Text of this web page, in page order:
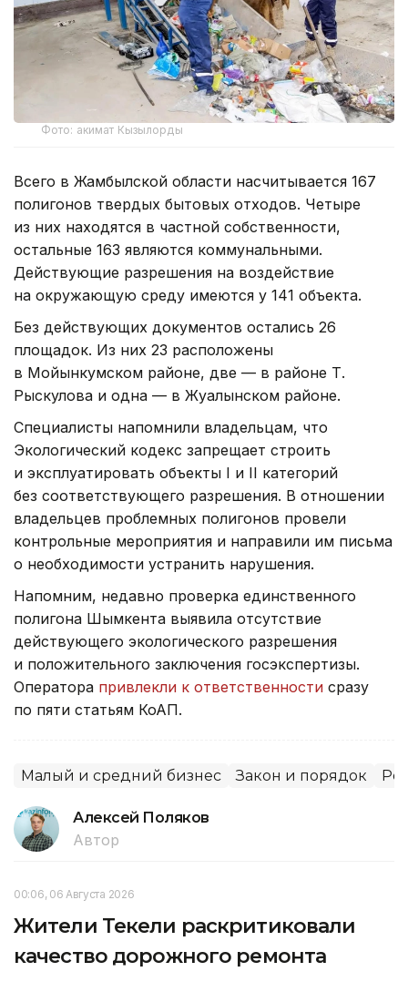
Фото: акимат Кызылорды
Всего в Жамбылской области насчитывается 167
полигонов твердых бытовых отходов. Четыре
из них находятся в частной собственности,
остальные 163 являются коммунальными.
Действующие разрешения на воздействие
на окружающую среду имеются у 141 объекта.
Без действующих документов остались 26
площадок. Из них 23 расположены
в Мойынкумском районе, две — в районе Т.
Рыскулова и одна — в Жуалынском районе.
Специалисты напомнили владельцам, что
Экологический кодекс запрещает строить
и эксплуатировать объекты I и II категорий
без соответствующего разрешения. В отношении
владельцев проблемных полигонов провели
контрольные мероприятия и направили им письма
о необходимости устранить нарушения.
Напомним, недавно проверка единственного
полигона Шымкента выявила отсутствие
действующего экологического разрешения
и положительного заключения госэкспертизы.
Оператора привлекли к ответственности сразу
по пяти статьям КоАП.
Малый и средний бизнес Закон и порядок
Алексей Поляков
Автор
00:06, 06 Августа 2026
Жители Текели раскритиковали
качество дорожного ремонта